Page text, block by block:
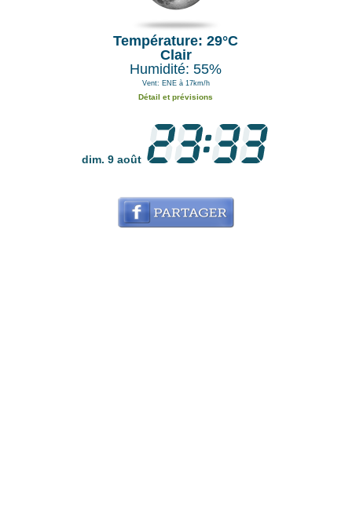
Température: 29°C
Clair
Humidité: 55%
Vent: ENE à 17km/h
Détail et prévisions
dim. 9 août